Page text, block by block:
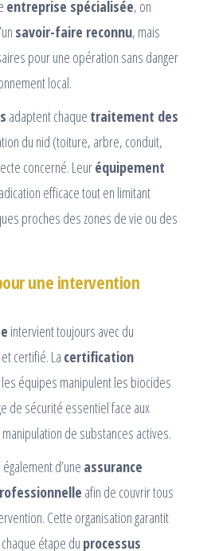
entreprise spécialisée, on
savoir-faire reconnu, mais
pour une opération sans danger
local.
adaptent chaque traitement des
du nid (toiture, arbre, conduit,
concerné. Leuréquipement
efficace tout en limitant
proches des zones de vie ou des
une intervention
intervient toujours avec du
certifié. La certification
équipes manipulent les biocides
de sécurité essentiel face aux
de substances actives.
d’une assurance
afin de couvrir tous
Cette organisation garantit
étape du processus